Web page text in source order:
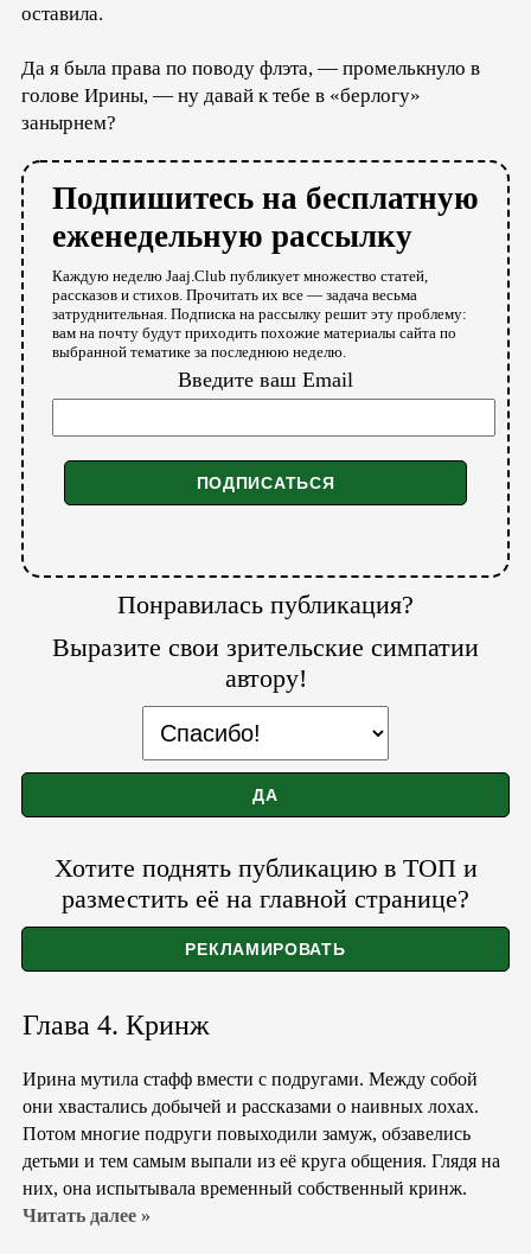
оставила.
Да я была права по поводу флэта, — промелькнуло в
голове Ирины, — ну давай к тебе в «берлогу»
занырнем?
Подпишитесь на бесплатную
еженедельную рассылку
Каждую неделю Jaaj.Club публикует множество статей,
рассказов и стихов. Прочитать их все — задача весьма
затруднительная. Подписка на рассылку решит эту проблему:
вам на почту будут приходить похожие материалы сайта по
выбранной тематике за последнюю неделю.
Введите ваш Email
Понравилась публикация?
Выразите свои зрительские симпатии
автору!
Хотите поднять публикацию в ТОП и
разместить её на главной странице?
Глава 4. Кринж
Ирина мутила стафф вмести с подругами. Между собой
они хвастались добычей и рассказами о наивных лохах.
Потом многие подруги повыходили замуж, обзавелись
детьми и тем самым выпали из её круга общения. Глядя на
них, она испытывала временный собственный кринж.
Читать далее »